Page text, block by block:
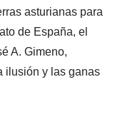
asturianas para
de España, el
A. Gimeno,
ilusión y las ganas